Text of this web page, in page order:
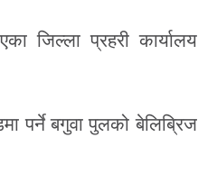
जिल्ला प्रहरी कार्यालय
पर्ने बगुवा पुलको बेलिब्रिज